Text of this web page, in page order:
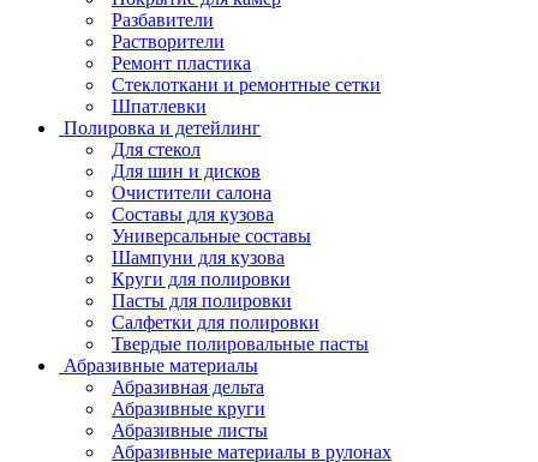
Разбавители
Растворители
Ремонт пластика
Стеклоткани и ремонтные сетки
Шпатлевки
Полировка и детейлинг
Для стекол
Для шин и дисков
Очистители салона
Составы для кузова
Универсальные составы
Шампуни для кузова
Круги для полировки
Пасты для полировки
Салфетки для полировки
Твердые полировальные пасты
Абразивные материалы
Абразивная дельта
Абразивные круги
Абразивные листы
Абразивные материалы в рулонах